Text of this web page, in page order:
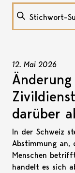
12. Mai 2026
Änderung
darüber
In der Schweiz
Abstimmung an,
Menschen
handelt es sich